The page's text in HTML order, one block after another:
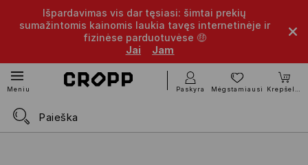
Išpardavimas vis dar tęsiasi: šimtai prekių
sumažintomis kainomis laukia tavęs internetinėje ir
fizinėse parduotuvėse 🤑
Jai
Jam
Meniu Paskyra Mėgstamiausi Krepšelis